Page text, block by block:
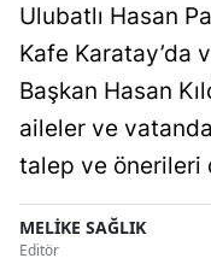
Ulubatlı Hasan
Kafe Karatay’da
Başkan Hasan
aileler ve
talep ve önerileri
MELİKE SAĞLIK
Editör